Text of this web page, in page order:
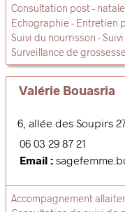
Consultation post - natale
Echographie
Entretien
Suivi du nourrisson
Surveillance de
Valérie Bouasria
6, allée des Soupirs
06 03 29 87 21
Email :
Accompagnement